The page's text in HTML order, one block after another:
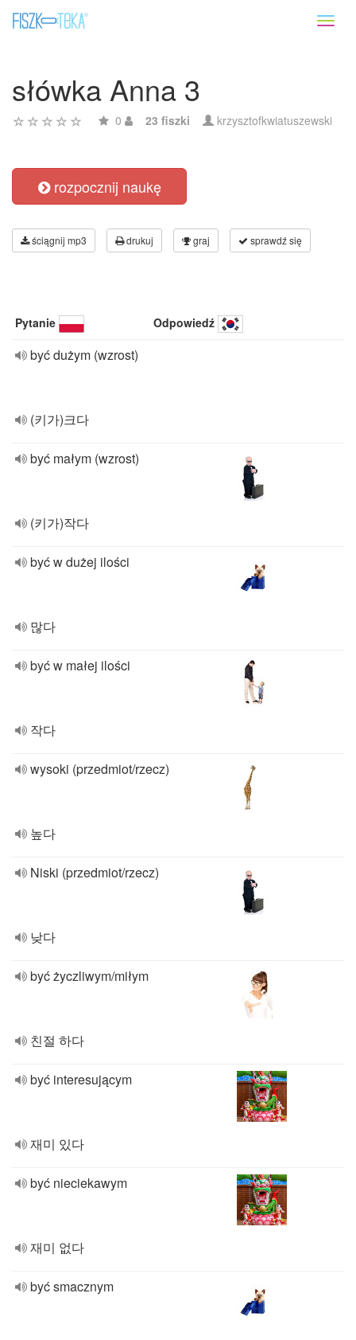
słówka Anna 3
0 23 fiszki krzysztofkwiatuszewski
rozpocznij naukę
ściągnij mp3 drukuj graj sprawdź się
Pytanie Odpowiedź
być dużym (wzrost)
(키가)크다
być małym (wzrost)
(키가)작다
być w dużej ilości
많다
być w małej ilości
작다
wysoki (przedmiot/rzecz)
높다
Niski (przedmiot/rzecz)
낮다
być życzliwym/miłym
친절 하다
być interesującym
재미 있다
być nieciekawym
재미 없다
być smacznym